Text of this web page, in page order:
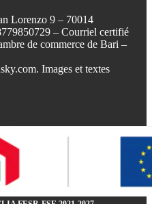
Lorenzo 9 – 70014
– Courriel certifié
de commerce de Bari –
Images et textes